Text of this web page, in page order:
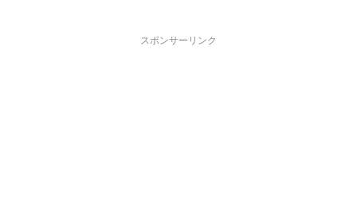
スポンサーリンク